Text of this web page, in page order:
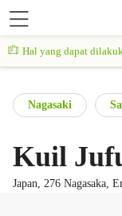
Hal yang dapat
Nagasaki
Kuil
Japan, 276 Nagasaka,